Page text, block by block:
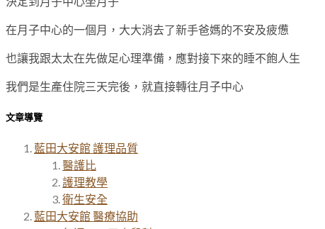
在月子中心的一個月，大大消去了新手爸媽的不安及疲憊
也讓我跟太太在先做足心理準備，應對接下來的睡不飽人生
我們是生產住院三天完後，就直接轉往月子中心
文章導覽
藍田大安館 護理品質
醫護比
護理教學
衛生安全
藍田大安館 醫療協助